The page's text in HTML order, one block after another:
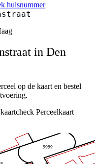
huisnummer
in Den
op de kaart en bestel
Perceelkaart